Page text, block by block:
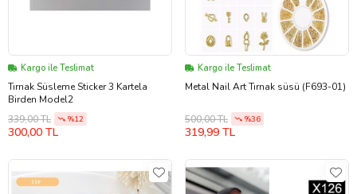
Kargo ile Teslimat
Tırnak Süsleme Sticker 3 Kartela
Birden Model2
339,00 TL
%12
300,00 TL
Kargo ile Teslimat
Metal Nail Art Tırnak süsü (F693-01)
500,00 TL %36
319,99 TL